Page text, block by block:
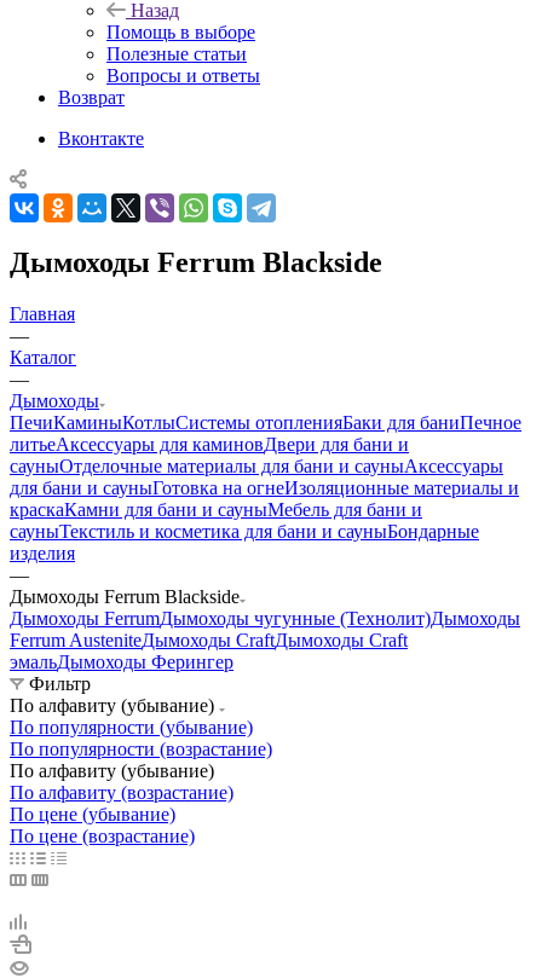
Назад
Помощь в выборе
Полезные статьи
Вопросы и ответы
Возврат
Вконтакте
Дымоходы Ferrum Blackside
Главная
—
Каталог
—
Дымоходы
ПечиКаминыКотлыСистемы отопленияБаки для баниПечное
литьеАксессуары для каминовДвери для бани и
сауныОтделочные материалы для бани и сауныАксессуары
для бани и сауныГотовка на огнеИзоляционные материалы и
краскаКамни для бани и сауныМебель для бани и
сауныТекстиль и косметика для бани и сауныБондарные
изделия
—
Дымоходы Ferrum Blackside
Дымоходы FerrumДымоходы чугунные (Технолит)Дымоходы
Ferrum AusteniteДымоходы CraftДымоходы Craft
эмальДымоходы Ферингер
Фильтр
По алфавиту (убывание)
По популярности (убывание)
По популярности (возрастание)
По алфавиту (убывание)
По алфавиту (возрастание)
По цене (убывание)
По цене (возрастание)